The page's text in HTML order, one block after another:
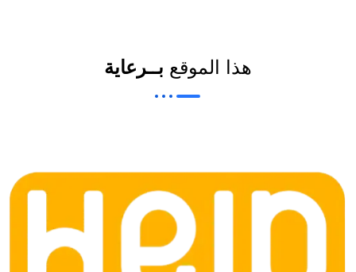
هذا الموقع بــرعاية